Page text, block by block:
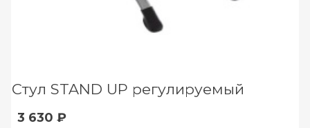
Стул STAND UP регулируемый
3 630 ₽